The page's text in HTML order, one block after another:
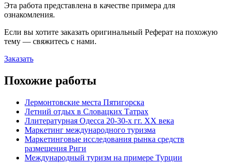
Эта работа представлена в качестве примера для
ознакомления.
Если вы хотите заказать оригинальный Реферат на похожую
тему — свяжитесь с нами.
Заказать
Похожие работы
Лермонтовские места Пятигорска
Летний отдых в Словацких Татрах
Ллитературная Одесса 20-30-х гг. XX века
Маркетинг международного туризма
Маркетинговые исследования рынка средств
размещения Риги
Международный туризм на примере Турции